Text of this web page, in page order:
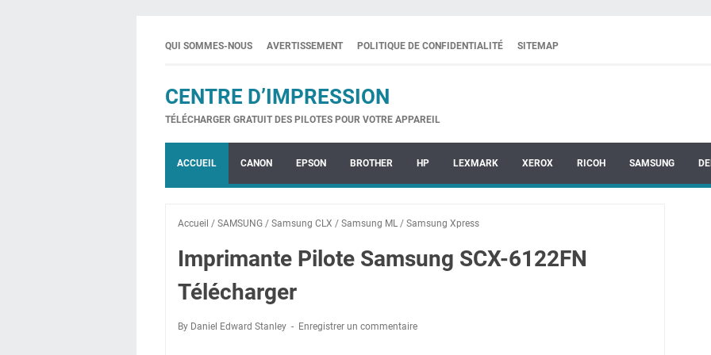
QUI SOMMES-NOUS AVERTISSEMENT POLITIQUE DE CONFIDENTIALITÉ SITEMAP
CENTRE D’IMPRESSION
TÉLÉCHARGER GRATUIT DES PILOTES POUR VOTRE APPAREIL
ACCUEIL CANON EPSON BROTHER HP LEXMARK XEROX RICOH SAMSUNG
Accueil / SAMSUNG / Samsung CLX / Samsung ML / Samsung Xpress
Imprimante Pilote Samsung SCX-6122FN
Télécharger
By Daniel Edward Stanley Enregistrer un commentaire